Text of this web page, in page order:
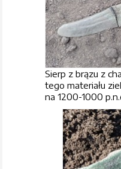
Sierp z brązu z
tego materiału
na 1200-1000